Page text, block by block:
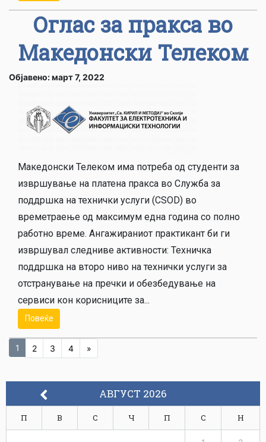
Оглас за пракса во
Македонски Телеком
Објавено: март 7, 2022
Македонски Телеком има потреба од студенти за
извршување на платена пракса во Служба за
поддршка на технички услуги (CSOD) во
времетраење од максимум една година со полно
работно време. Aнгажираниот практикант би ги
извршувал следниве активности: Техничка
поддршка на второ ниво на технички услуги за
отстранување на пречки и обезбедување на
сервиси кон корисниците за...
Повеќе
1 2 3 4 »
АВГУСТ 2026
П В С Ч П С Н